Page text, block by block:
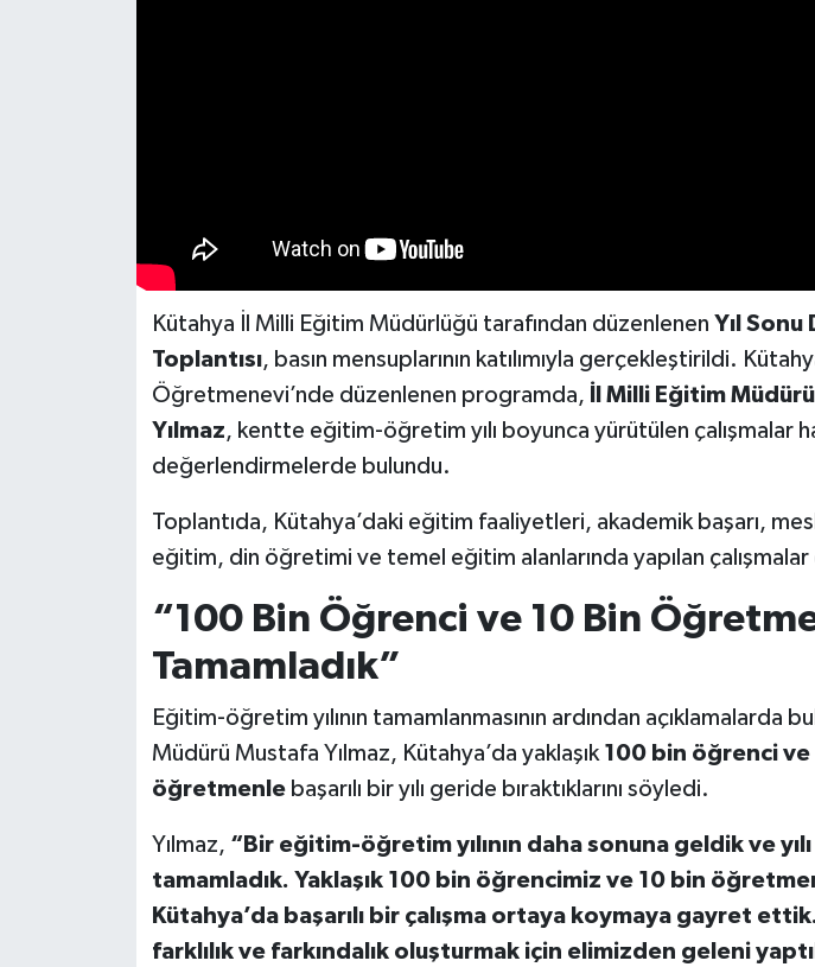
Kütahya İl Milli Eğitim Müdürlüğü tarafından düzenlenen Yıl
Toplantısı, basın mensuplarının katılımıyla gerçekleştirildi.
Öğretmenevi’nde düzenlenen programda,
İl Milli Eğitim
Yılmaz, kentte eğitim-öğretim yılı boyunca yürütülen çalışmalar
değerlendirmelerde bulundu.
Toplantıda, Kütahya’daki eğitim faaliyetleri, akademik başarı,
eğitim, din öğretimi ve temel eğitim alanlarında yapılan çalışmalar
“100 Bin Öğrenci ve 10 Bin
Tamamladık”
Eğitim-öğretim yılının tamamlanmasının ardından açıklamalarda
Müdürü Mustafa Yılmaz, Kütahya’da yaklaşık 100 bin öğrenci ve
öğretmenlebaşarılı bir yılı geride bıraktıklarını söyledi.
Yılmaz, “Bir eğitim-öğretim yılının daha sonuna geldik ve yılı
tamamladık. Yaklaşık 100 bin öğrencimiz ve 10 bin
Kütahya’da başarılı bir çalışma ortaya koymaya gayret
farklılık ve farkındalık oluşturmak için elimizden geleni
Siyaset
Teknoloji
Vefat Haberleri